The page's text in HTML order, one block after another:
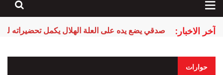
آخر الاخبار: صدقي يضع يده على العلة الهلال يكمل تحضيراته
حوارات